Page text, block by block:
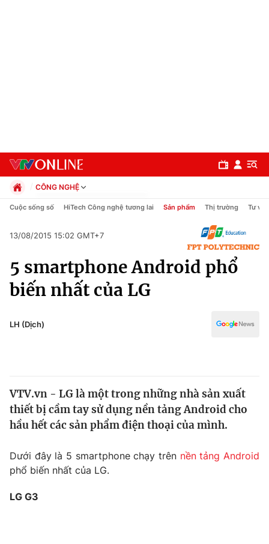
Chính trị
Thế giới
Thế giới đó đây
Tài chính
Thị trường
CÔNG NGHỆ
Chính trị
Pháp luật
Thể thao
Truyền hình
Văn hóa - Giải trí
Đời sống
Cuộc sống số HiTech Công nghệ tương lai Sản phẩm Thị trường Tư vấn
13/08/2015 15:02 GMT+7
5 smartphone Android phổ
biến nhất của LG
LH (Dịch)
VTV.vn - LG là một trong những nhà sản xuất
thiết bị cầm tay sử dụng nền tảng Android cho
hầu hết các sản phẩm điện thoại của mình.
Dưới đây là 5 smartphone chạy trên nền tảng Android
phổ biến nhất của LG.
LG G3